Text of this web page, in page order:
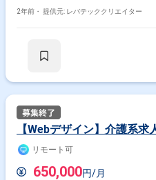
らおまかせする場合もあります
2年前・ 提供元: レバテッククリエイター
【Webデザイン】介護系
リモート可
650,000円/月